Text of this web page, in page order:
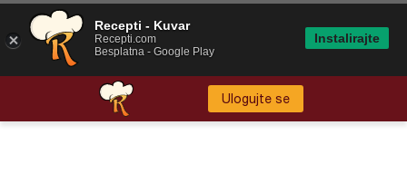
Ulogujte se
Recepti - Kuvar
Recepti.com
Besplatna - Google Play
Instalirajte